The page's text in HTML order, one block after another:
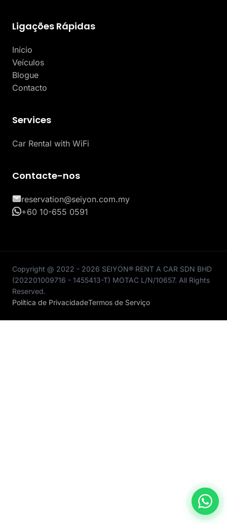
Services
Car Rental with WiFi
Ligações Rápidas
Início
Veículos
Blogue
Contacto
Contacte-nos
reservation@seiyon.com.my
+60 10-655 0591
Copyright @ 2022 - 2026 SEIYON® RENT A CAR SDN BHD
(202201009716 - 1455413-T) MOTAC L/N/10657. All Rights
Reserved.
Política de PrivacidadeTermos de Serviço